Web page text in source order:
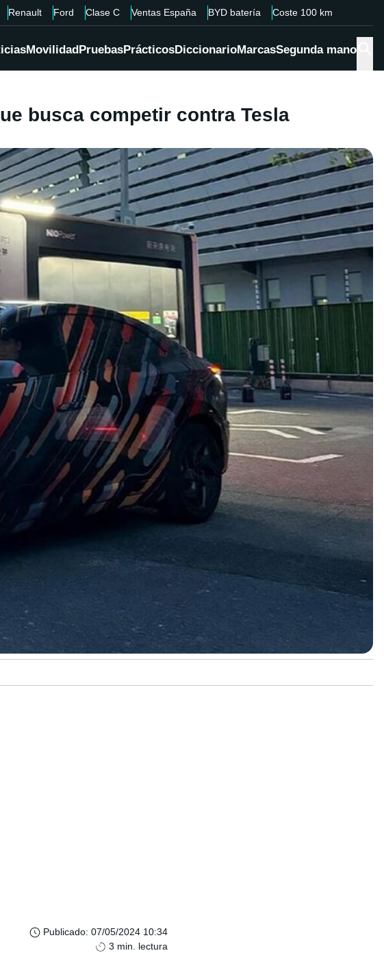
Renault Ford Clase C Ventas España BYD batería Coste 100 km
MovilidadPruebasPrácticosDiccionarioMarcasSegunda mano
busca competir contra Tesla
Publicado: 07/05/2024 10:34
3 min. lectura